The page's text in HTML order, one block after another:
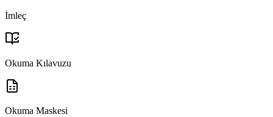
İmleç
Okuma Kılavuzu
Okuma Maskesi